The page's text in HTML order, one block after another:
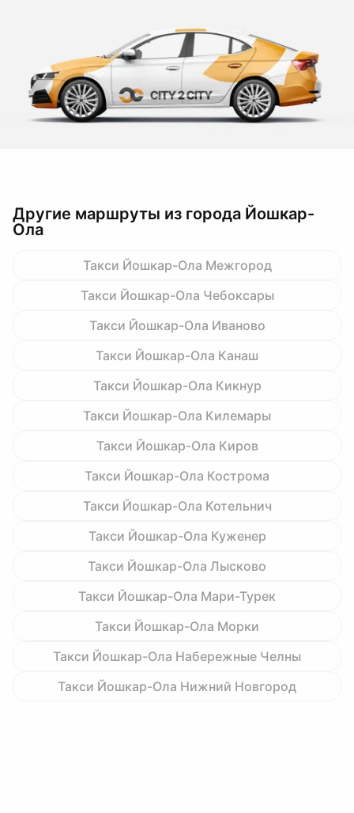
Другие маршруты из города Йошкар-
Ола
Такси Йошкар-Ола Межгород
Такси Йошкар-Ола Чебоксары
Такси Йошкар-Ола Иваново
Такси Йошкар-Ола Канаш
Такси Йошкар-Ола Кикнур
Такси Йошкар-Ола Килемары
Такси Йошкар-Ола Киров
Такси Йошкар-Ола Кострома
Такси Йошкар-Ола Котельнич
Такси Йошкар-Ола Куженер
Такси Йошкар-Ола Лысково
Такси Йошкар-Ола Мари-Турек
Такси Йошкар-Ола Морки
Такси Йошкар-Ола Набережные Челны
Такси Йошкар-Ола Нижний Новгород